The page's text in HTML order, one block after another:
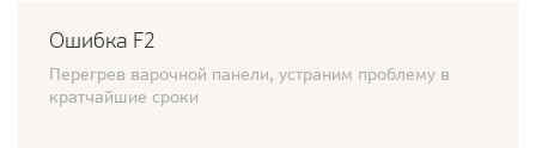
Ошибка F2
Перегрев варочной панели, устраним проблему в
кратчайшие сроки